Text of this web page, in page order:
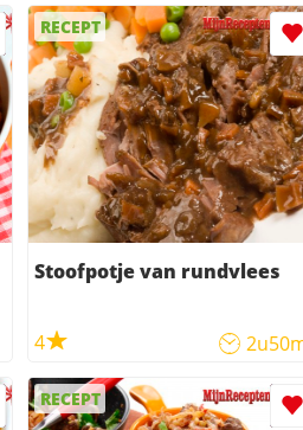
RECEPT
Stoofpotje van rundvlees
4
RECEPT